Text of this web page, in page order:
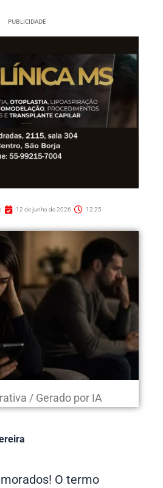
PUBLICIDADE
12 de junho de 2026 12:25
/ Gerado por IA
O termo